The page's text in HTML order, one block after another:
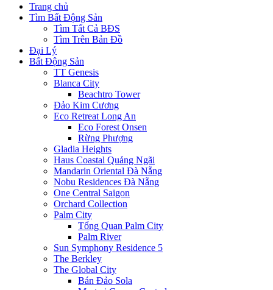
Trang chủ
Tìm Bất Động Sản
Tìm Tất Cả BĐS
Tìm Trên Bản Đồ
Đại Lý
Bất Động Sản
TT Genesis
Blanca City
Beachtro Tower
Đảo Kim Cương
Eco Retreat Long An
Eco Forest Onsen
Rừng Phượng
Gladia Heights
Haus Coastal Quảng Ngãi
Mandarin Oriental Đà Nẵng
Nobu Residences Đà Nẵng
One Central Saigon
Orchard Collection
Palm City
Tổng Quan Palm City
Palm River
Sun Symphony Residence 5
The Berkley
The Global City
Bán Đảo Sola